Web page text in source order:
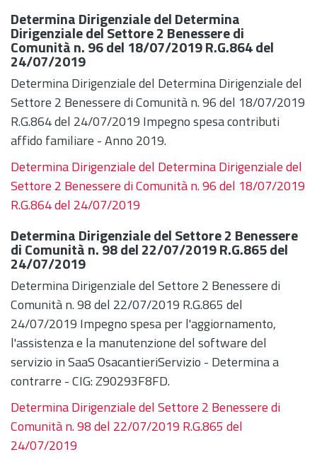
Determina Dirigenziale del Determina
Dirigenziale del Settore 2 Benessere di
Comunità n. 96 del 18/07/2019 R.G.864 del
24/07/2019
Determina Dirigenziale del Determina Dirigenziale del
Settore 2 Benessere di Comunità n. 96 del 18/07/2019
R.G.864 del 24/07/2019 Impegno spesa contributi
affido familiare - Anno 2019.
Determina Dirigenziale del Determina Dirigenziale del
Settore 2 Benessere di Comunità n. 96 del 18/07/2019
R.G.864 del 24/07/2019
Determina Dirigenziale del Settore 2 Benessere
di Comunità n. 98 del 22/07/2019 R.G.865 del
24/07/2019
Determina Dirigenziale del Settore 2 Benessere di
Comunità n. 98 del 22/07/2019 R.G.865 del
24/07/2019 Impegno spesa per l'aggiornamento,
l'assistenza e la manutenzione del software del
servizio in SaaS OsacantieriServizio - Determina a
contrarre - CIG: Z90293F8FD.
Determina Dirigenziale del Settore 2 Benessere di
Comunità n. 98 del 22/07/2019 R.G.865 del
24/07/2019